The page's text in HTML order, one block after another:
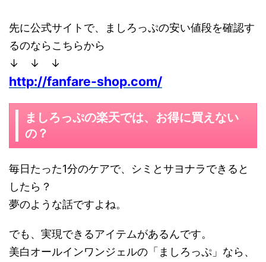
先に公式サイトで、ましろっぷの安い値段を確認す
るのならこちらから
↓ ↓ ↓
http://fanfare-shop.com/
ましろっぷの楽天では、お得に買えない
の？
毎日たった1分のケアで、シミとサヨナラできると
したら？
夢のような話ですよね。
でも、実現できるアイテムがあるんです。
美白オールインワンジェルの「ましろっぷ」なら、